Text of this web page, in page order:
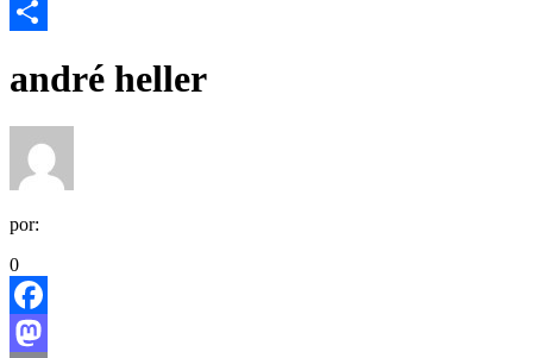
Email
andré heller
por:
0
Facebook